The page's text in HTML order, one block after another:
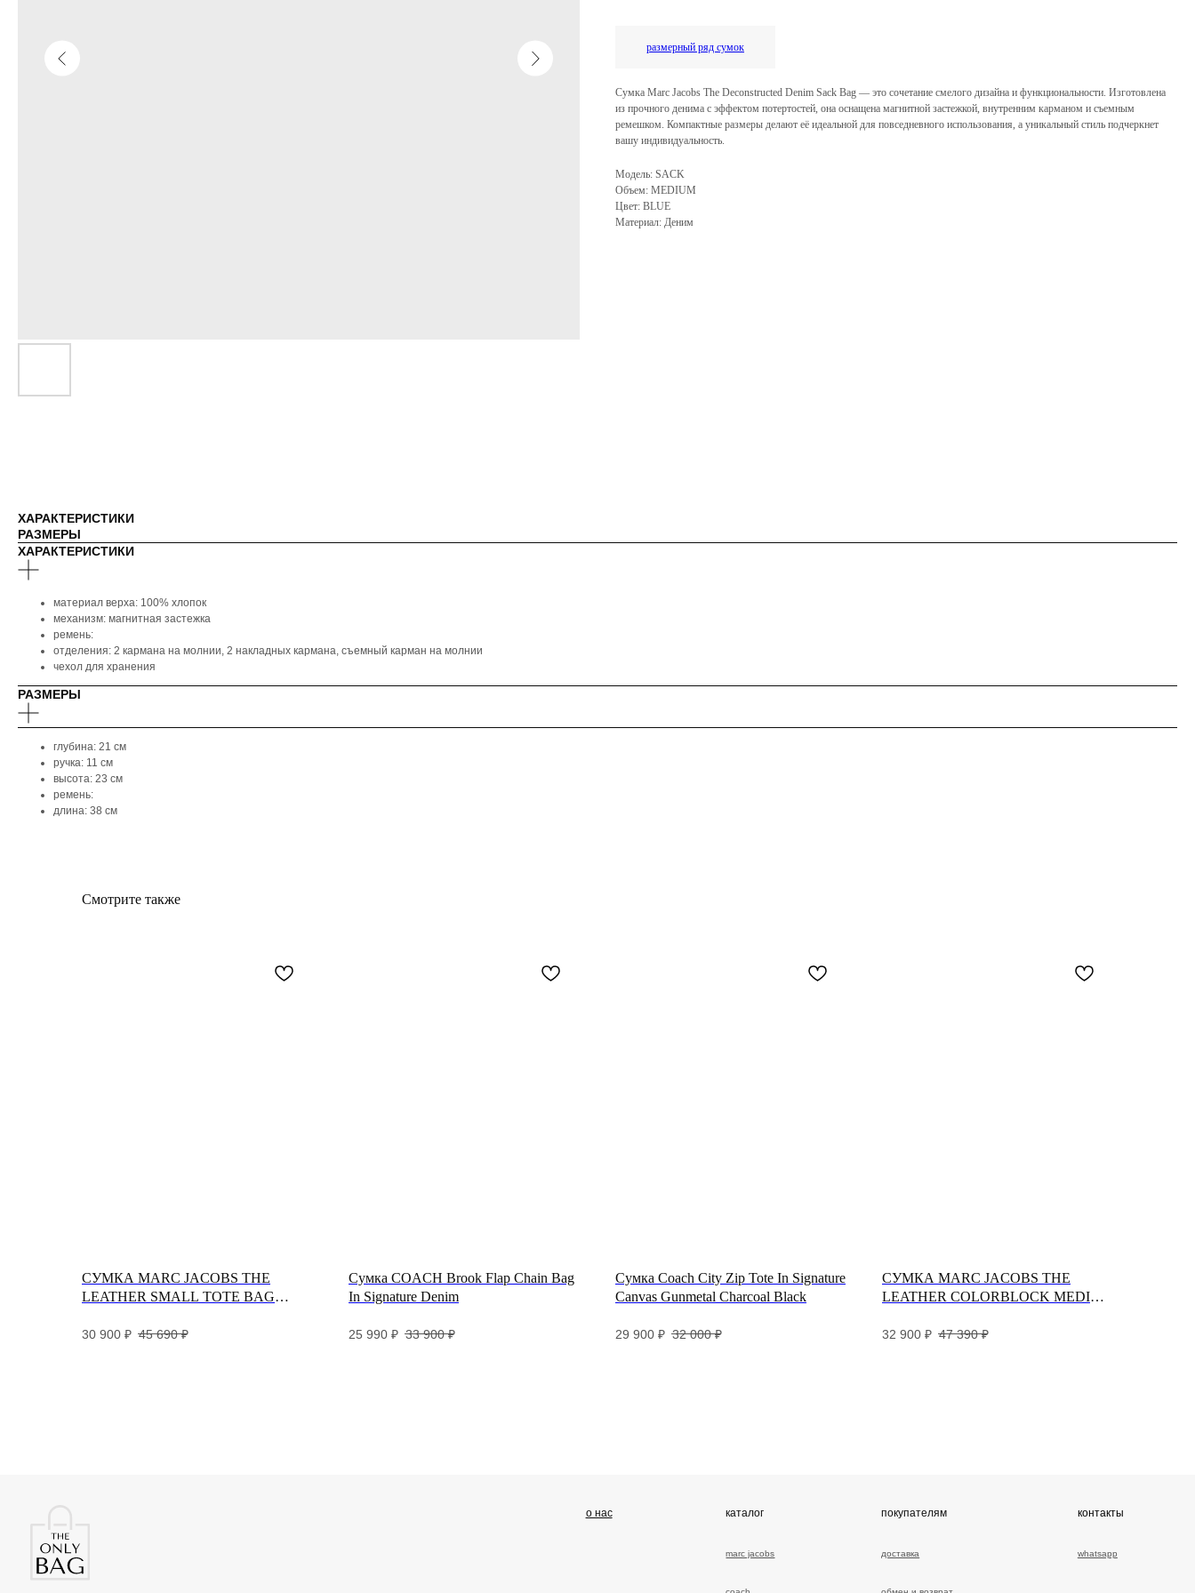
размерный ряд сумок
Сумка Marc Jacobs The Deconstructed Denim Sack Bag — это сочетание смелого дизайна и функциональности. Изготовлена
из прочного денима с эффектом потертостей, она оснащена магнитной застежкой, внутренним карманом и съемным
ремешком. Компактные размеры делают её идеальной для повседневного использования, а уникальный стиль подчеркнет
вашу индивидуальность.
Модель: SACK
Объем: MEDIUM
Цвет: BLUE
Материал: Деним
ХАРАКТЕРИСТИКИ
РАЗМЕРЫ
ХАРАКТЕРИСТИКИ
материал верха: 100% хлопок
механизм: магнитная застежка
ремень:
отделения: 2 кармана на молнии, 2 накладных кармана, съемный карман на молнии
чехол для хранения
РАЗМЕРЫ
глубина: 21 см
ручка: 11 см
высота: 23 см
ремень:
длина: 38 см
Смотрите также
СУМКА MARC JACOBS THE
LEATHER SMALL TOTE BAG
30 900 ₽ 45 690 ₽
Сумка COACH Brook Flap Chain Bag
In Signature Denim
25 990 ₽ 33 900 ₽
Сумка Coach City Zip Tote In Signature
Canvas Gunmetal Charcoal Black
29 900 ₽ 32 000 ₽
СУМКА MARC JACOBS THE
LEATHER COLORBLOCK MEDIUM
32 900 ₽ 47 390 ₽
Разработка и дизайн сайта